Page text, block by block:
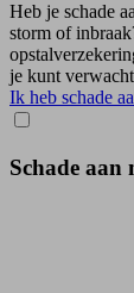
Heb je schade
storm of
je kunt
Ik heb schade
Schade aan